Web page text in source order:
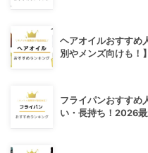
ヘアオイルおすすめ
別やメンズ向けも！】
フライパンおすすめ
い・長持ち！2026最